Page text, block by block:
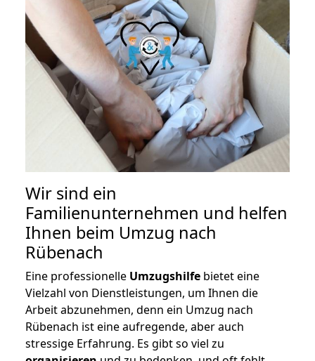
Wir sind ein
Familienunternehmen und helfen
Ihnen beim Umzug nach
Rübenach
Eine professionelle Umzugshilfe bietet eine
Vielzahl von Dienstleistungen, um Ihnen die
Arbeit abzunehmen, denn ein Umzug nach
Rübenach ist eine aufregende, aber auch
stressige Erfahrung. Es gibt so viel zu